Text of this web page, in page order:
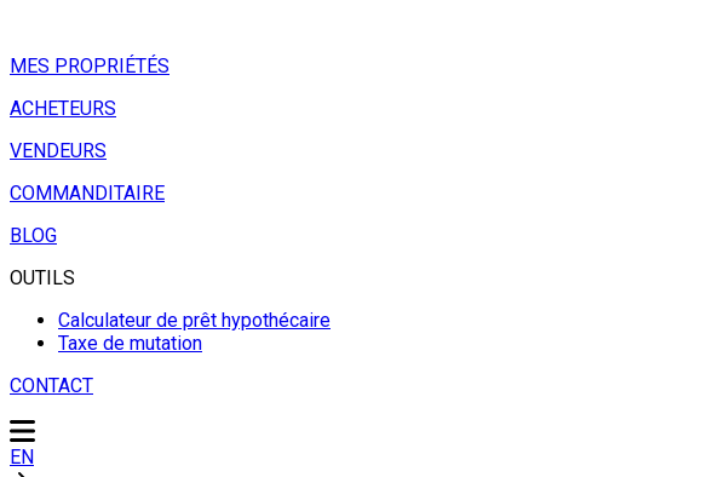
MES PROPRIÉTÉS
ACHETEURS
VENDEURS
COMMANDITAIRE
BLOG
OUTILS
Calculateur de prêt hypothécaire
Taxe de mutation
CONTACT
EN